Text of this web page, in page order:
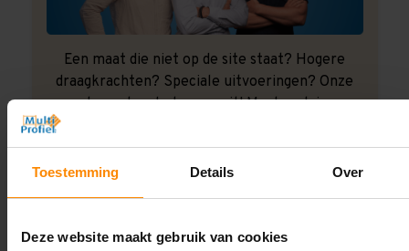
Toestemming Details Over
Deze website maakt gebruik van cookies
Een maat die niet op de site staat? Hogere
draagkrachten? Speciale uitvoeringen? Onze
experts werken het graag uit! Maatwerk is onze
Contact met specialist